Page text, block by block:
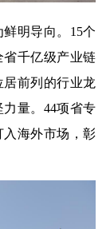
明导向。15个
千亿级产业链
前列的行业龙
量。44项省专
海外市场，彰